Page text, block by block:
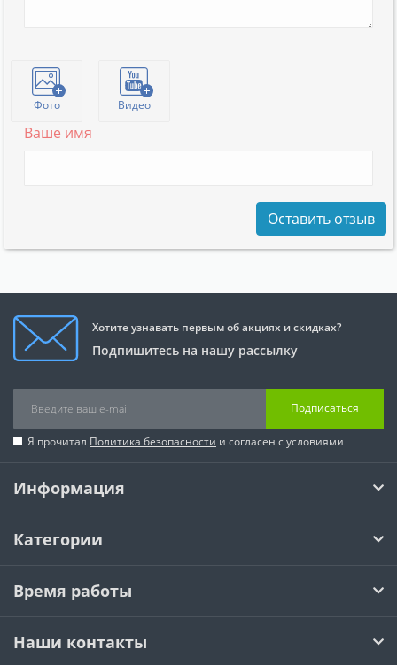
Фото Видео
Ваше имя
Оставить отзыв
Хотите узнавать первым об акциях и скидках?
Подпишитесь на нашу рассылку
Подписаться
Я прочитал Политика безопасности и согласен с условиями
Информация
Категории
Время работы
Наши контакты